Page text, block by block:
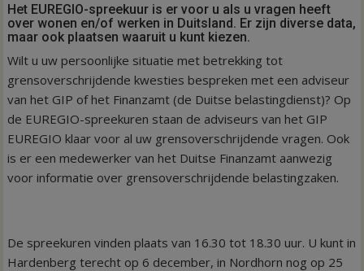
Het EUREGIO-spreekuur is er voor u als u vragen heeft
over wonen en/of werken in Duitsland. Er zijn diverse data,
maar ook plaatsen waaruit u kunt kiezen.
Wilt u uw persoonlijke situatie met betrekking tot
grensoverschrijdende kwesties bespreken met een adviseur
van het GIP of het Finanzamt (de Duitse belastingdienst)? Op
de EUREGIO-spreekuren staan de adviseurs van het GIP
EUREGIO klaar voor al uw grensoverschrijdende vragen. Ook
is er een medewerker van het Duitse Finanzamt aanwezig
voor informatie over grensoverschrijdende belastingzaken.
De spreekuren vinden plaats van 16.30 tot 18.30 uur. U kunt in
Hardenberg terecht op 6 december, in Nordhorn nog op 25